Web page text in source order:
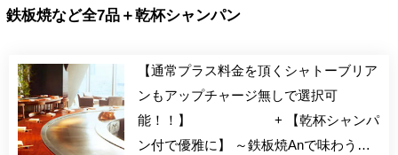
鉄板焼など全7品＋乾杯シャンパン
【通常プラス料金を頂くシャトーブリア
ンもアップチャージ無しで選択可
能！！】 + 【乾杯シャンパ
ン付で優雅に】 ～鉄板焼Anで味わう！